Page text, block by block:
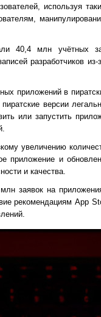
используя
40,4 млн учётных
разработчиков
приложений в
версии
или запустить
увеличению
приложение и
и качества.
заявок на
рекомендациям App